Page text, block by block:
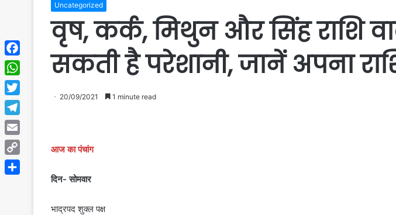
Uncategorized
वृष, कर्क, मिथुन और सिंह राशि
सकती है परेशानी, जानें अपना
20/09/2021 1 minute read
आज का पंचांग
दिन- सोमवार
भाद्रपद शुक्ल पक्ष
Facebook
WhatsApp
Twitter
Telegram
Email
Copy
Link